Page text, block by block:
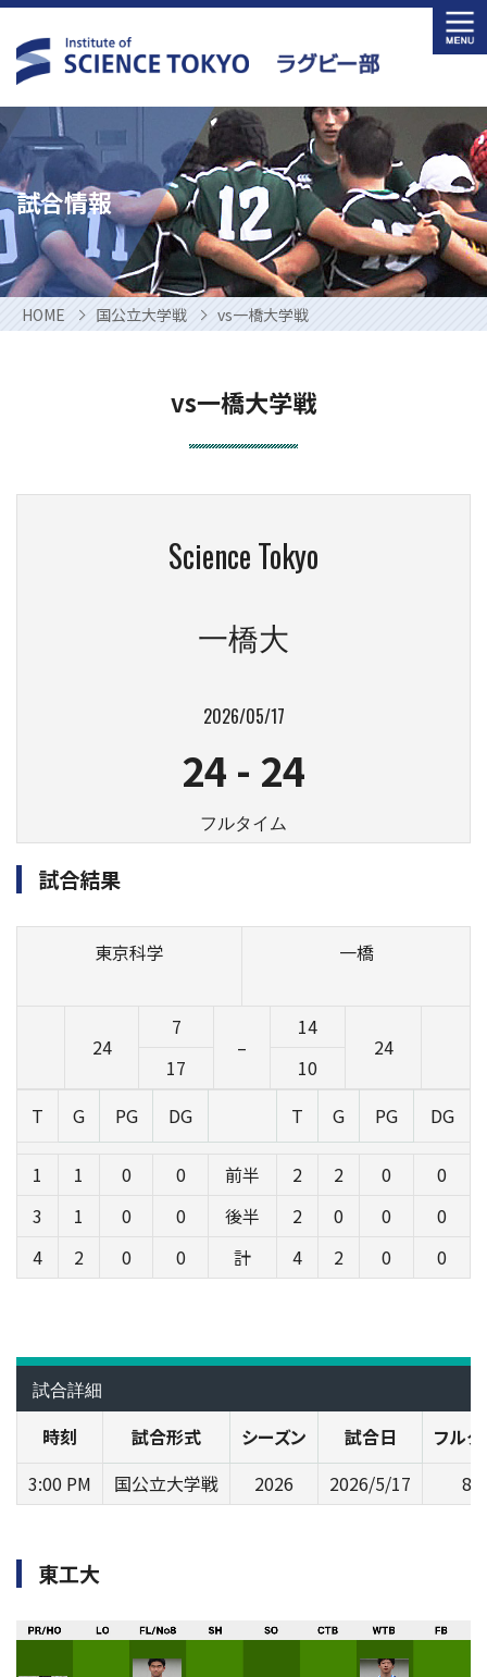
Skip
to
content
試合情報
HOME 国公立大学戦 vs一橋大学戦
vs一橋大学戦
Science Tokyo
一橋大
2026/05/17
24 - 24
フルタイム
試合結果
東京科学 一橋
24
7
–
14
24
17
10
T
G PG DG T G PG DG
1 1 0 0 前半 2 2 0
0
3
1 0 0 後半 2 0 0
0
4
2 0 0 計 4 2 0 0
試合詳細
時刻
試合形式 シーズン 試合日
フル
3:00 PM
国公立大学戦 2026 2026/5/17 80'
東工大